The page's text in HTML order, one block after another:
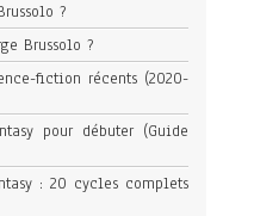
?
Brussolo ?
fiction récents (2020-
pour débuter (Guide
: 20 cycles complets